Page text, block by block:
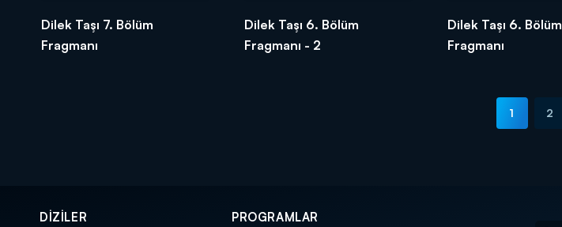
Dilek Taşı 7. Bölüm
Fragmanı
Dilek Taşı 6. Bölüm
Fragmanı - 2
Dilek Taşı 6. Bölüm
Fragmanı
1 2
DİZİLER PROGRAMLAR